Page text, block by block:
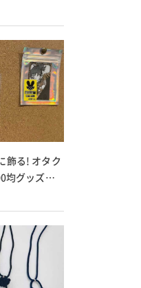
飾る! オタク
均グッズで